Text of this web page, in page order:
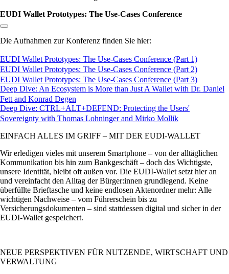
EUDI Wallet Prototypes: The Use-Cases Conference
Link zum Abschnitt kopieren:
Die Aufnahmen zur Konferenz finden Sie hier:
EUDI Wallet Prototypes: The Use-Cases Conference (Part 1)
EUDI Wallet Prototypes: The Use-Cases Conference (Part 2)
EUDI Wallet Prototypes: The Use-Cases Conference (Part 3)
Deep Dive: An Ecosystem is More than Just A Wallet with Dr. Daniel
Fett and Konrad Degen
Deep Dive: CTRL+ALT+DEFEND: Protecting the Users'
Sovereignty with Thomas Lohninger and Mirko Mollik
EINFACH ALLES IM GRIFF – MIT DER EUDI-WALLET
Wir erledigen vieles mit unserem Smartphone – von der alltäglichen
Kommunikation bis hin zum Bankgeschäft – doch das Wichtigste,
unsere Identität, bleibt oft außen vor. Die EUDI-Wallet setzt hier an
und vereinfacht den Alltag der Bürger:innen grundlegend. Keine
überfüllte Brieftasche und keine endlosen Aktenordner mehr: Alle
wichtigen Nachweise – vom Führerschein bis zu
Versicherungsdokumenten – sind stattdessen digital und sicher in der
EUDI-Wallet gespeichert.
NEUE PERSPEKTIVEN FÜR NUTZENDE, WIRTSCHAFT UND
VERWALTUNG